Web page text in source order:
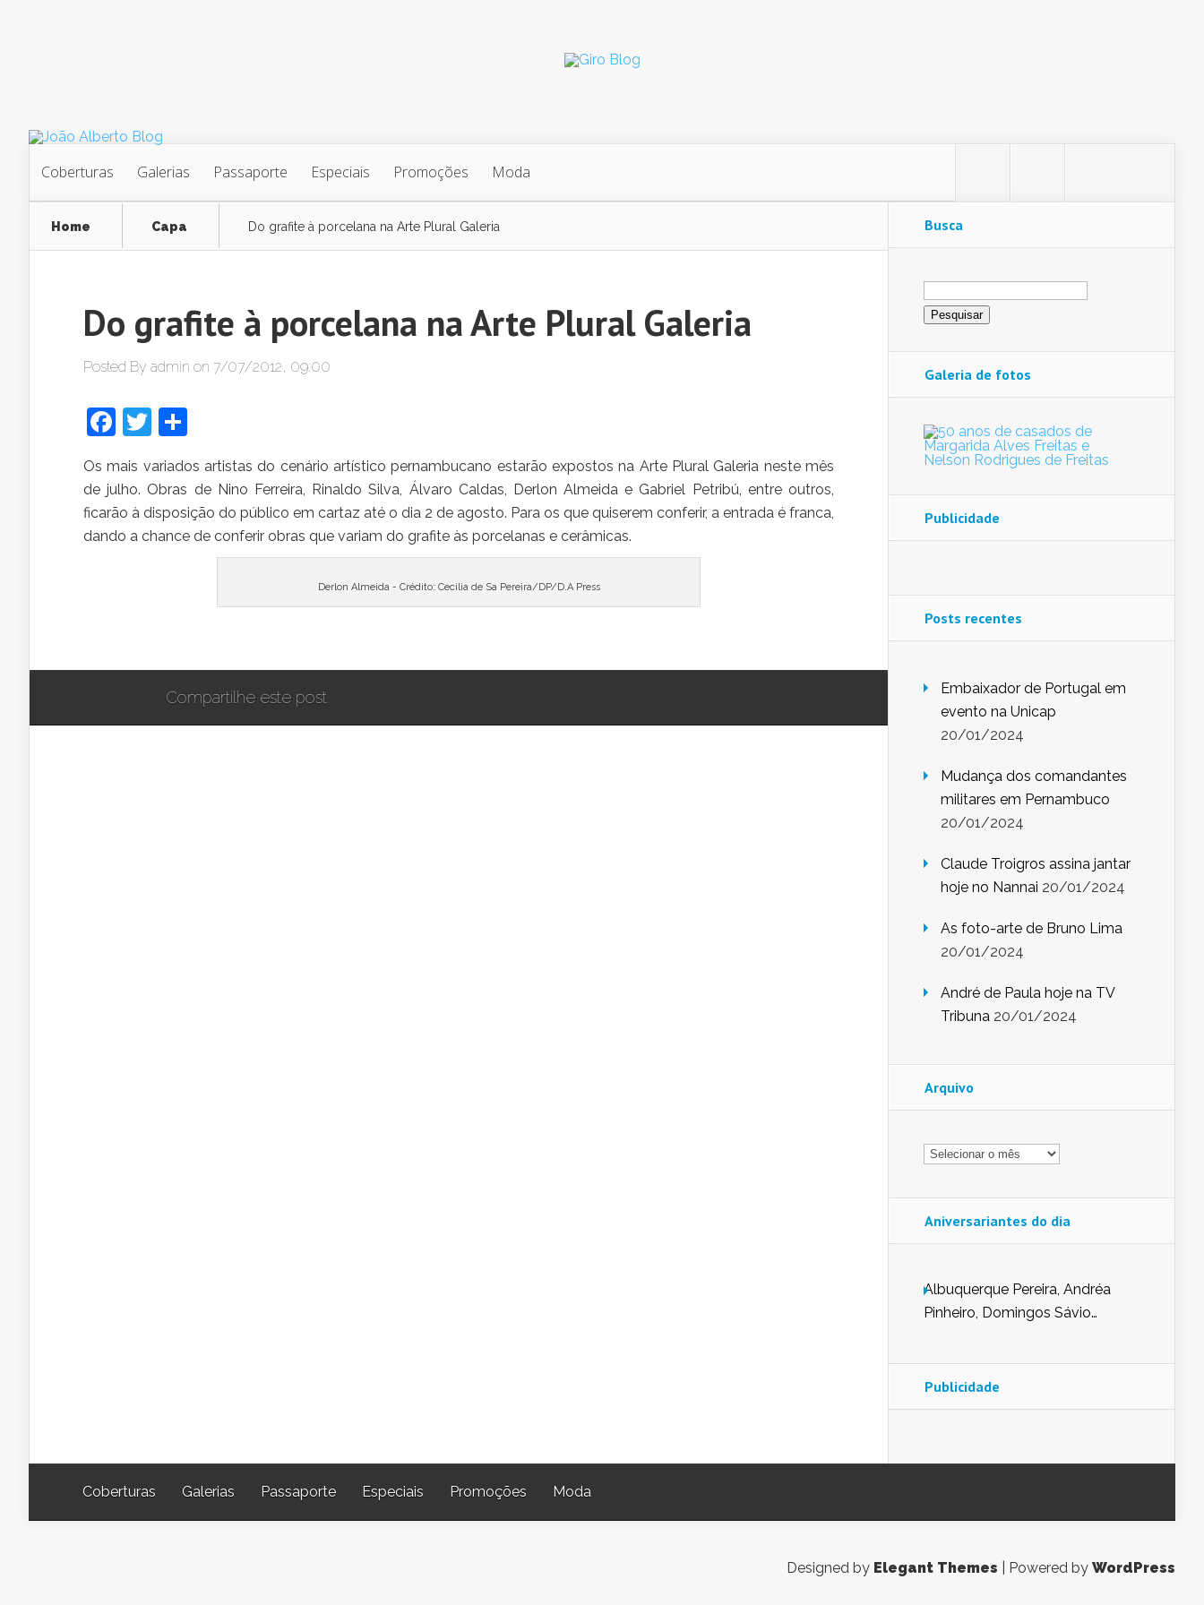
Coberturas Galerias Passaporte Especiais Promoções Moda
Home Capa Do grafite à porcelana na Arte Plural Galeria
Do grafite à porcelana na Arte Plural Galeria
Posted By admin on 7/07/2012, 09:00
Facebook
Twitter
Osmais variados artistas do cenário artístico pernambucano estarão expostos na Arte Plural Galeria neste mês
de julho. Obras de Nino Ferreira, Rinaldo Silva, Álvaro Caldas, Derlon Almeida e Gabriel Petribú, entre outros,
ficarão à disposição do público em cartaz até o dia 2 de agosto. Para os que quiserem conferir, a entrada é franca,
dando a chance de conferir obras que variam do grafite às porcelanas e cerâmicas.
Derlon Almeida - Crédito: Cecilia de Sa Pereira/DP/D.A Press
Compartilhe este post
Busca
Pesquisar
por:
Galeria de fotos
Publicidade
Posts recentes
Embaixador de Portugal em
evento na Unicap
20/01/2024
Mudança dos comandantes
militares em Pernambuco
20/01/2024
Claude Troigros assina jantar
hoje no Nannai 20/01/2024
As foto-arte de Bruno Lima
20/01/2024
André de Paula hoje na TV
Tribuna 20/01/2024
Arquivo
Arquivo
Aniversariantes do dia
Albuquerque Pereira, Andréa
Pinheiro, Domingos Sávio
Nunes de Sena, Fátima Peixoto,
Glória Pereira, Kátia Mesel,
Publicidade
Coberturas Galerias Passaporte Especiais Promoções Moda
Designed by Elegant Themes | Powered by WordPress